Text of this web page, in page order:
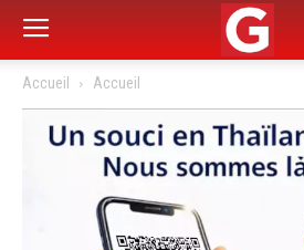
Accueil Accueil